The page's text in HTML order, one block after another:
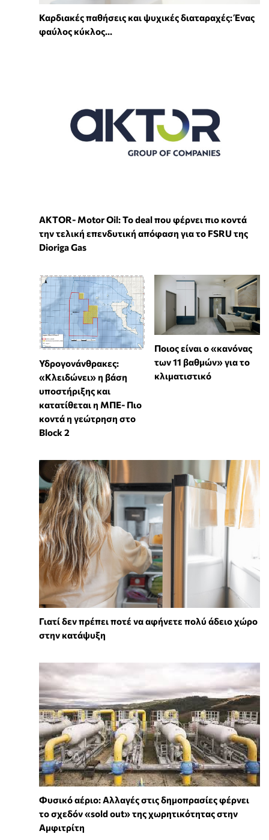
Καρδιακές παθήσεις και ψυχικές διαταραχές: Ένας
φαύλος κύκλος...
ΑKTOR- Motor Oil: Το deal που φέρνει πιο κοντά
την τελική επενδυτική απόφαση για το FSRU της
Dioriga Gas
Υδρογονάνθρακες:
«Κλειδώνει» η βάση
υποστήριξης και
κατατίθεται η ΜΠΕ- Πιο
κοντά η γεώτρηση στο
Block 2
Ποιος είναι ο «κανόνας
των 11 βαθμών» για το
κλιματιστικό
Γιατί δεν πρέπει ποτέ να αφήνετε πολύ άδειο χώρο
στην κατάψυξη
Φυσικό αέριο: Αλλαγές στις δημοπρασίες φέρνει
το σχεδόν «sold out» της χωρητικότητας στην
Αμφιτρίτη